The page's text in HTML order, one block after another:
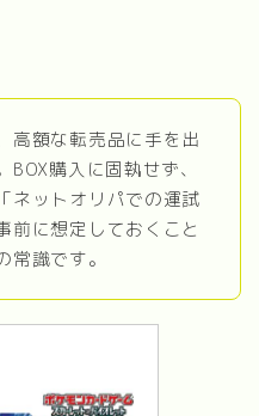
高額な転売品に手を出
購入に固執せず、
ネットオリパでの運試
前に想定しておくこと
識です。